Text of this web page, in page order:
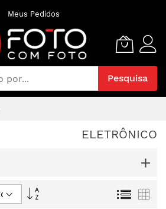
Meus Pedidos
Pesquisa
ELETRÔNICO
Ordem
Lista